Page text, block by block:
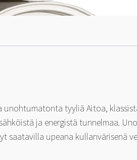
unohtumatonta tyyliä Aitoa,
ja energistä tunnelmaa.
saatavilla upeana kullanvärisenä